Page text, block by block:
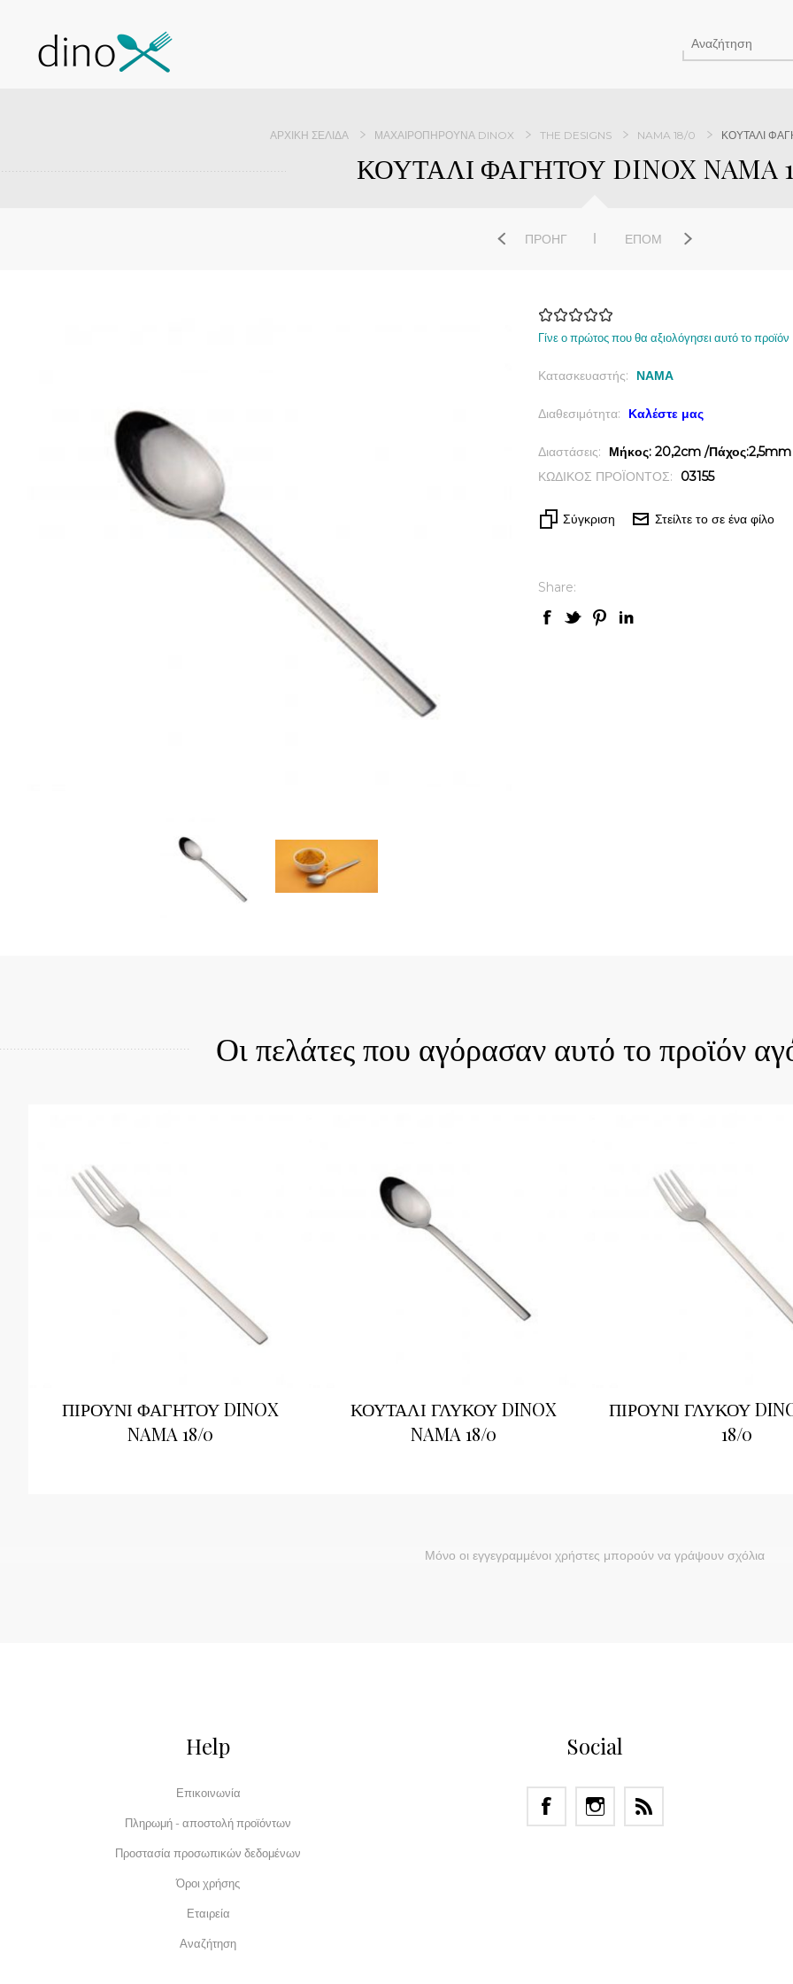
ΑΡΧΙΚΉ ΣΕΛΊΔΑ ΜΑΧΑΙΡΟΠΉΡΟΥΝΑ DINOX THE DESIGNS NAMA 18/0 ΚΟΥΤΑΛΙ
ΚΟΥΤΑΛΙ ΦΑΓΗΤΟΥ DINOX NAMA
ΠΡΟΗΓ ΕΠΌΜ
Γίνε ο πρώτος που θα αξιολόγησει αυτό το προϊόν
Κατασκευαστής: ΝΑΜΑ
Διαθεσιμότητα: Καλέστε μας
Διαστάσεις:
Μήκος: 20,2cm /
ΚΩΔΙΚΟΣ ΠΡΟΪΟΝΤΟΣ:
03155
Σύγκριση Στείλτε το σε ένα φίλο
Share:
Οι πελάτες που αγόρασαν αυτό το προϊόν
ΠΙΡΟΥΝΙ ΦΑΓΗΤΟΥ DINOX
NAMA 18/0
ΚΟΥΤΑΛΙ ΓΛΥΚΟΥ DINOX
NAMA 18/0
ΠΙΡΟΥΝΙ ΓΛΥΚΟΥ
18/0
Μόνο οι εγγεγραμμένοι χρήστες μπορούν να γράψουν σχόλια
Help
Επικοινωνία
Πληρωμή - αποστολή προϊόντων
Προστασία προσωπικών δεδομένων
Όροι χρήσης
Εταιρεία
Αναζήτηση
Social